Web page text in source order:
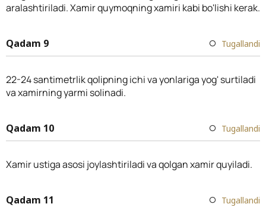
aralashtiriladi. Xamir quymoqning xamiri kabi bo'lishi kerak.
Qadam 9 Tugallandi
22-24 santimetrlik qolipning ichi va yonlariga yog' surtiladi
va xamirning yarmi solinadi.
Qadam 10 Tugallandi
Xamir ustiga asosi joylashtiriladi va qolgan xamir quyiladi.
Qadam 11 Tugallandi